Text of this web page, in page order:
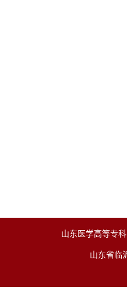
山东医学高等专
山东省临